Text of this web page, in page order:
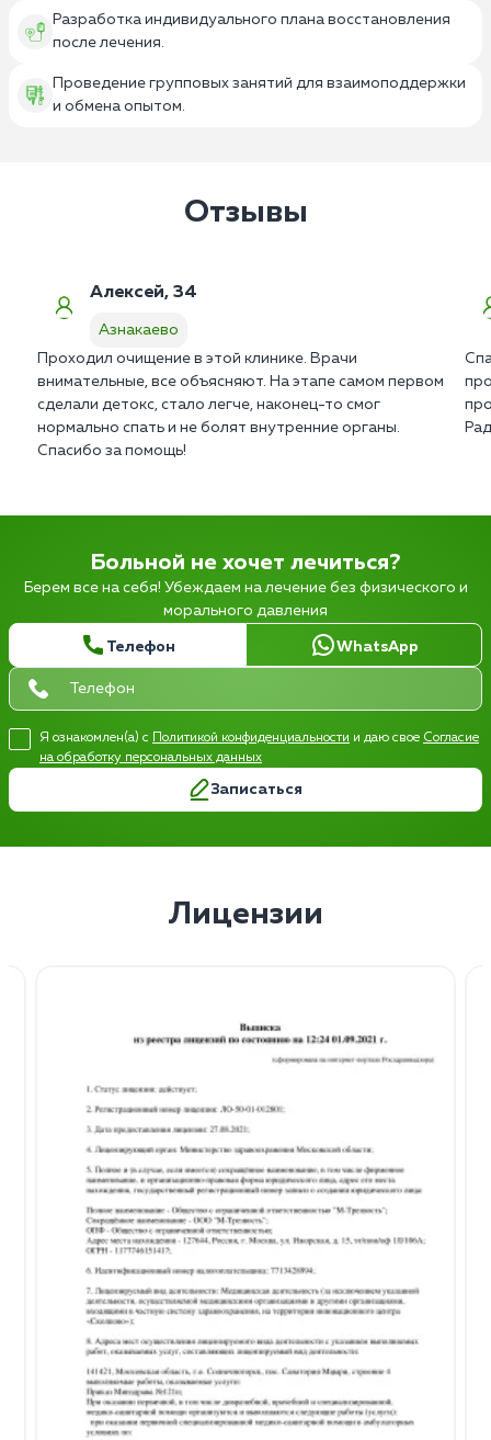
Разработка индивидуального плана восстановления
после лечения.
Проведение групповых занятий для взаимоподдержки
и обмена опытом.
Отзывы
Алексей, 34
Азнакаево
Проходил очищение в этой клинике. Врачи
внимательные, все объясняют. На этапе самом первом
сделали детокс, стало легче, наконец-то смог
нормально спать и не болят внутренние органы.
Спасибо за помощь!
Больной не хочет лечиться?
Берем все на себя! Убеждаем на лечение без физического и
морального давления
Телефон WhatsApp
Я ознакомлен(а) с Политикой конфиденциальности и даю свое Согласие
на обработку персональных данных
Записаться
Лицензии